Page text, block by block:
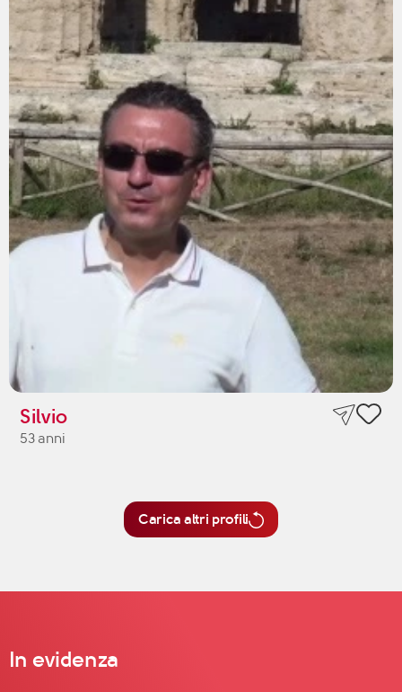
Silvio
53 anni
Carica altri profili
In evidenza